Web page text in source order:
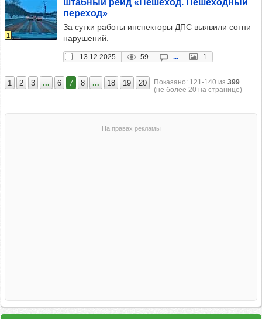
1
пере­ход»
За сутки работы инспекторы ДПС выявили сотни
нарушений.
13.12.2025 59 ... 1
1 2 3 ... 6 7 8 ... 18 19 20 Показано: 121‑140 из 399
(не более 20 на странице)